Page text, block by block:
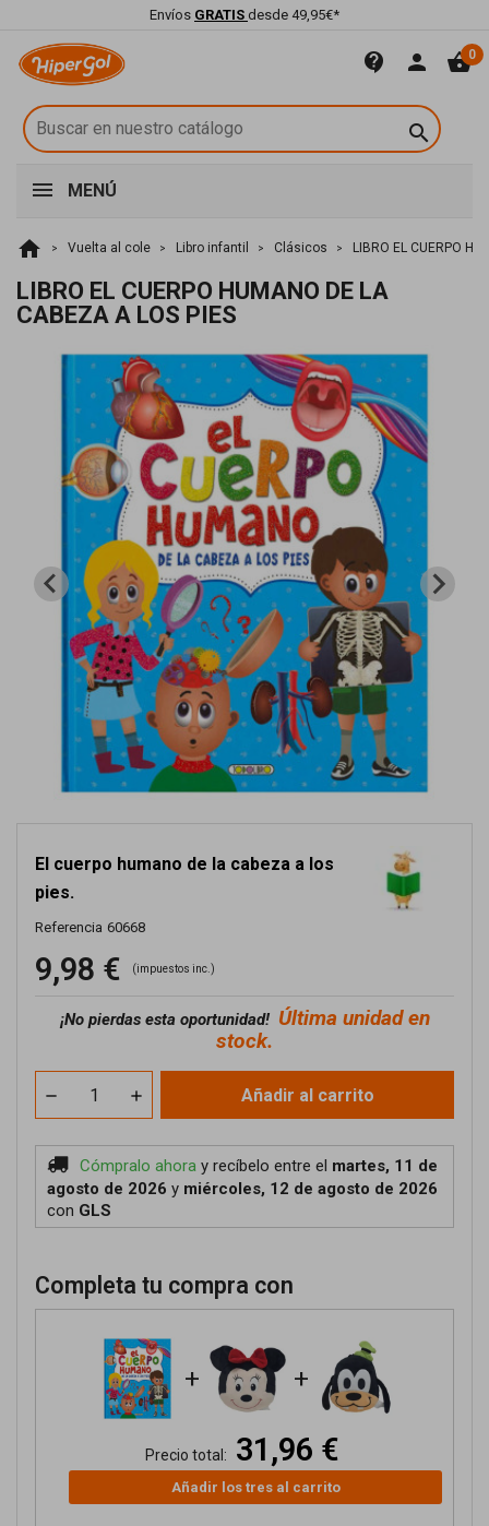
Envíos GRATIS desde 49,95€*
contact_support person shopping_basket0

MENÚ
home Vuelta al cole Libro infantil Clásicos LIBRO EL CUERPO
LIBRO EL CUERPO HUMANO DE LA
CABEZA A LOS PIES
El cuerpo humano de la cabeza a los
pies.
Referencia 60668
9,98 € (impuestos inc.)
¡No pierdas esta oportunidad! Última unidad en
stock.
Añadir al carrito
Cómpralo ahora y recíbelo entre el martes, 11 de
agosto de 2026 y miércoles, 12 de agosto de 2026
con GLS
Completa tu compra con
+ +
Precio total: 31,96 €
Añadir los tres al carrito